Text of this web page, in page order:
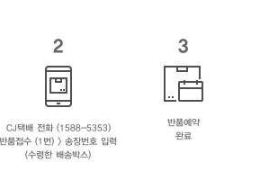
2
CJ택배 전화 (1588-5353)
반품접수 (1번) > 송장번호 입력
(수령한 배송박스)
3
반품예약
완료